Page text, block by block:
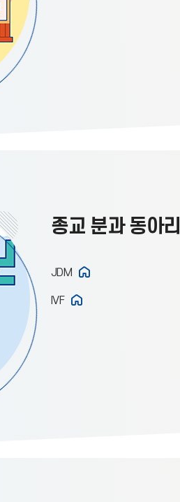
종교 분과 동아리
JDM
IVF